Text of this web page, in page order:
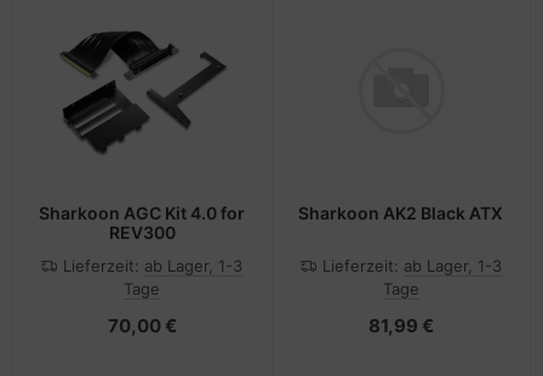
Sharkoon AGC Kit 4.0 for
REV300
Lieferzeit: ab Lager, 1-3
Tage
70,00 €
Sharkoon AK2 Black ATX
Lieferzeit: ab Lager, 1-3
Tage
81,99 €